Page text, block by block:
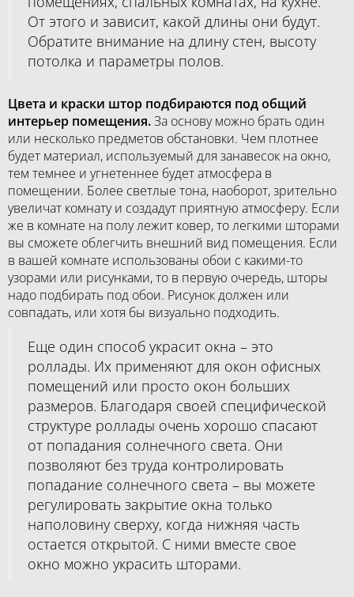
От этого и зависит, какой длины они будут.
Обратите внимание на длину стен, высоту
потолка и параметры полов.
Цвета и краски штор подбираются под общий
интерьер помещения.За основу можно брать один
или несколько предметов обстановки. Чем плотнее
будет материал, используемый для занавесок на окно,
тем темнее и угнетеннее будет атмосфера в
помещении. Более светлые тона, наоборот, зрительно
увеличат комнату и создадут приятную атмосферу. Если
же в комнате на полу лежит ковер, то легкими шторами
вы сможете облегчить внешний вид помещения. Если
в вашей комнате использованы обои с какими-то
узорами или рисунками, то в первую очередь, шторы
надо подбирать под обои. Рисунок должен или
совпадать, или хотя бы визуально подходить.
Еще один способ украсит окна – это
роллады. Их применяют для окон офисных
помещений или просто окон больших
размеров. Благодаря своей специфической
структуре роллады очень хорошо спасают
от попадания солнечного света. Они
позволяют без труда контролировать
попадание солнечного света – вы можете
регулировать закрытие окна только
наполовину сверху, когда нижняя часть
остается открытой. С ними вместе свое
окно можно украсить шторами.